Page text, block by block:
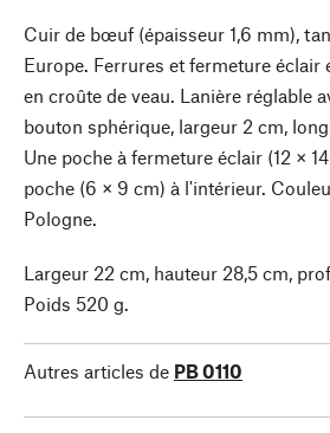
Cuir de bœuf (épaisseur 1,6 mm),
Europe. Ferrures et fermeture éclair
en croûte de veau. Lanière réglable
bouton sphérique, largeur 2 cm,
Une poche à fermeture éclair (12 ×
poche (6 × 9 cm) à l'intérieur.
Pologne.
Largeur 22 cm, hauteur 28,5 cm,
Poids 520 g.
Autres articles de PB 0110